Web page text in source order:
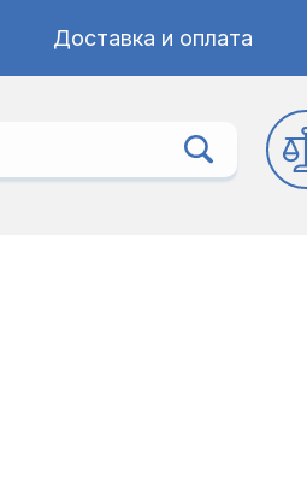
Доставка и оплата